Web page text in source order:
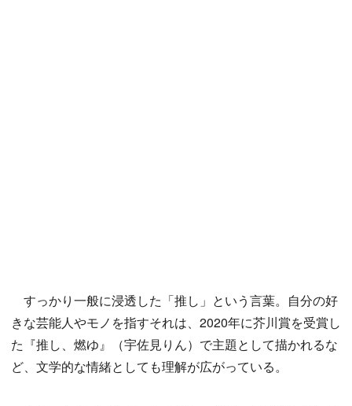
すっかり一般に浸透した「推し」という言葉。自分の好
きな芸能人やモノを指すそれは、2020年に芥川賞を受賞し
た『推し、燃ゆ』（宇佐見りん）で主題として描かれるな
ど、文学的な情緒としても理解が広がっている。